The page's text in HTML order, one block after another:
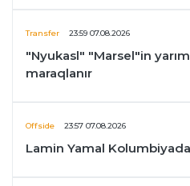
Transfer 23:59 07.08.2026
"Nyukasl" "Marsel"in
maraqlanır
Offside 23:57 07.08.2026
Lamin Yamal